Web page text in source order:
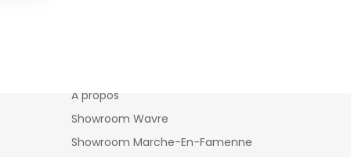
À propos
Showroom Wavre
Showroom Marche-En-Famenne